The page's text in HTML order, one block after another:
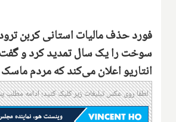
فورد حذف مالیات استانی کربن
سوخت را یک سال تمدید کرد و
انتاریو اعلان می‌کند که مردم ماسک
لطفا روی عکس تبلیغات زیر کلیک کنید؛ ادامه مطلب